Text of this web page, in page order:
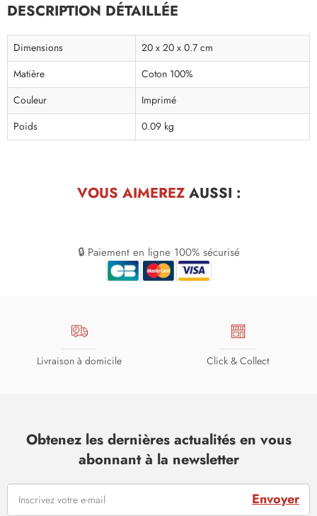
DESCRIPTION DÉTAILLÉE
Dimensions
20 x 20 x 0.7 cm
Matière
Coton 100%
Couleur
Imprimé
Poids
0.09 kg
VOUS AIMEREZAUSSI :
🔒 Paiement en ligne 100% sécurisé
Livraison à domicile Click & Collect
Obtenez les dernières actualités en vous
abonnant à la newsletter
Envoyer